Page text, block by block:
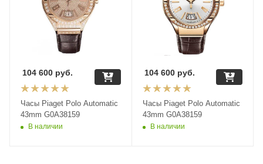
Часы Piaget Polo Automatic
43mm G0A38159
В наличии
104 600 руб.
Часы Piaget Polo Automatic
43mm G0A38159
В наличии
104 600руб.